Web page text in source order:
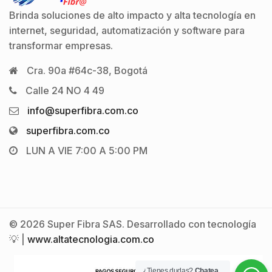
Brinda soluciones de alto impacto y alta tecnología en
internet, seguridad, automatización y software para
transformar empresas.
Cra. 90a #64c-38, Bogotá
Calle 24 NO 4 49
info@superfibra.com.co
superfibra.com.co
LUN A VIE 7:00 A 5:00 PM
© 2026 Super Fibra SAS. Desarrollado con tecnología
💡 | www.altatecnologia.com.co